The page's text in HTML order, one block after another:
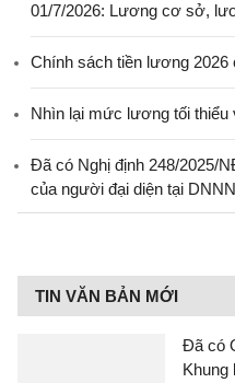
01/7/2026: Lương cơ sở,
Chính sách tiền lương 2026
Nhìn lại mức lương tối thiểu
Đã có Nghị định 248/2025/
của người đại diện tại DNNN
TIN VĂN BẢN MỚI
Đã có
Khung